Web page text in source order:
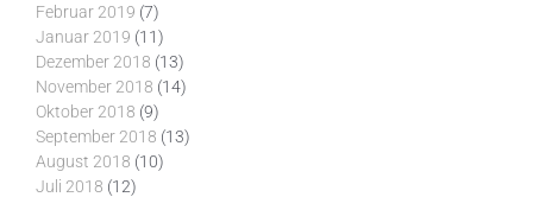
Februar 2019 (7)
Januar 2019 (11)
Dezember 2018 (13)
November 2018 (14)
Oktober 2018 (9)
September 2018 (13)
August 2018 (10)
Juli 2018 (12)